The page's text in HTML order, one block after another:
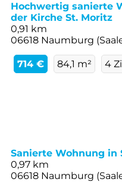
Hochwertig sanierte
der Kirche St. Moritz
0,91 km
06618 Naumburg
714 € 84,1 m² 4
Sanierte Wohnung in
0,97 km
06618 Naumburg